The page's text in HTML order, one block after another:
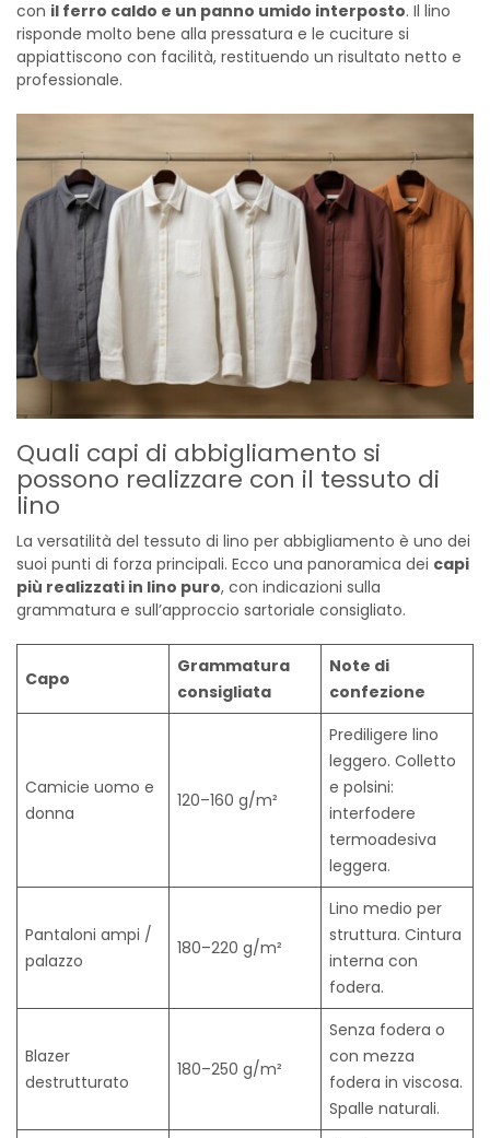
con il ferro caldo e un panno umido interposto. Il lino
risponde molto bene alla pressatura e le cuciture si
appiattiscono con facilità, restituendo un risultato netto e
professionale.
Quali capi di abbigliamento si
possono realizzare con il tessuto di
lino
La versatilità del tessuto di lino per abbigliamento è uno dei
suoi punti di forza principali. Ecco una panoramica dei capi
più realizzati in lino puro, con indicazioni sulla
grammatura e sull’approccio sartoriale consigliato.
Capo
Grammatura
consigliata
Note di
confezione
Camicie uomo e
donna
120–160 g/m²
Prediligere lino
leggero. Colletto
e polsini:
interfodere
termoadesiva
leggera.
Pantaloni ampi /
palazzo
180–220 g/m²
Lino medio per
struttura. Cintura
interna con
fodera.
Blazer
destrutturato
180–250 g/m²
Senza fodera o
con mezza
fodera in viscosa.
Spalle naturali.